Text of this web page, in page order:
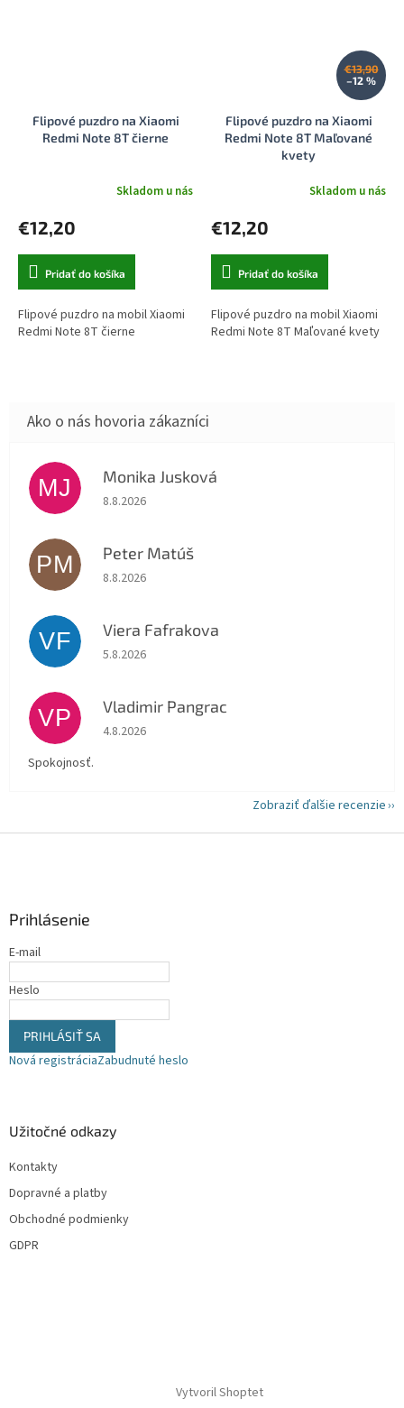
Flipové puzdro na Xiaomi
Redmi Note 8T čierne
produktu
5,0
hviezdičiek.
Skladom u nás
€12,20
Pridať do košíka
Flipové puzdro na mobil Xiaomi
Redmi Note 8T čierne
€13,90
–12 %
Flipové puzdro na Xiaomi
Redmi Note 8T Maľované
kvety
produktu
5,0
hviezdičiek.
Skladom u nás
€12,20
Pridať do košíka
Flipové puzdro na mobil Xiaomi
Redmi Note 8T Maľované kvety
MJ Monika Jusková
Hodnotenie obchodu je 5 z 5 hviezdičiek.
8.8.2026
PM Peter Matúš
Hodnotenie obchodu je 5 z 5 hviezdičiek.
8.8.2026
VF Viera Fafrakova
Hodnotenie obchodu je 5 z 5 hviezdičiek.
5.8.2026
VP Vladimir Pangrac
Hodnotenie obchodu je 5 z 5 hviezdičiek.
4.8.2026
Spokojnosť.
Zobraziť ďalšie recenzie
Prihlásenie
E-mail
Heslo
PRIHLÁSIŤ SA
Nová registráciaZabudnuté heslo
Užitočné odkazy
Kontakty
Dopravné a platby
Obchodné podmienky
GDPR
Vytvoril Shoptet